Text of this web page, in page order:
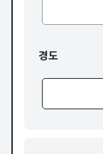
경도